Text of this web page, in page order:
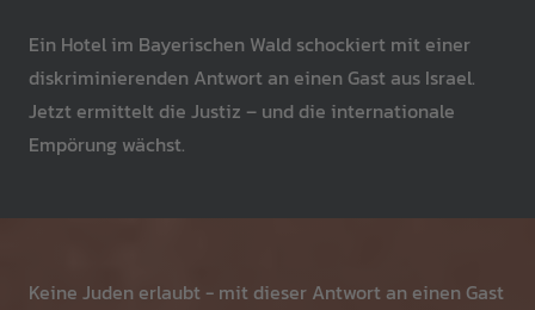
Ein Hotel im Bayerischen Wald schockiert mit einer
diskriminierenden Antwort an einen Gast aus Israel.
Jetzt ermittelt die Justiz – und die internationale
Empörung wächst.
Keine Juden erlaubt - mit dieser Antwort an einen Gast